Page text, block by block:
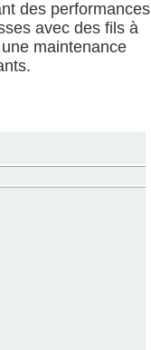
des performances
avec des fils à
maintenance